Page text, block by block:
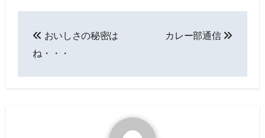
稿
おいしさの秘密は
ね・・・
カレー部通信